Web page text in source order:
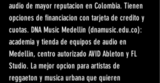
audio de mayor reputacion en Colombia. Tienen
opciones de financiacion con tarjeta de credito y
cuotas. DNA Music Medellin (dnamusic.edu.co):
academia y tienda de equipos de audio en
Medellin, centro autorizado AVID Ableton y FL
Studio. La mejor opcion para artistas de
reggaeton y musica urbana que quieren